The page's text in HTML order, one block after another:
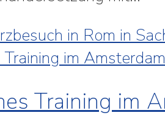
in Rom in
Training im